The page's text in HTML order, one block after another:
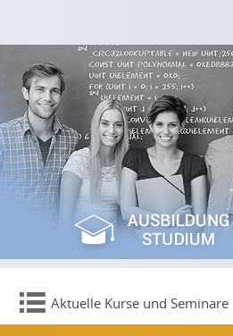
Aktuelle Kurse und Seminare